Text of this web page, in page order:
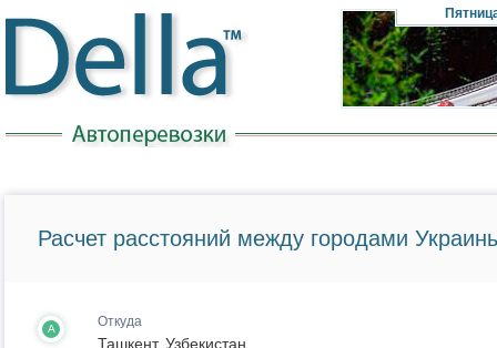
Расчет расстояний между городами
A Откуда